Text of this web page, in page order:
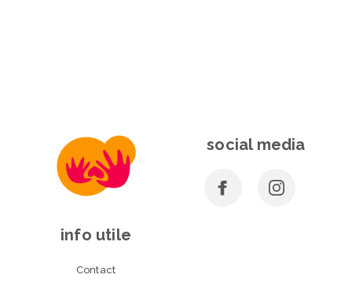
social media
info utile
Contact